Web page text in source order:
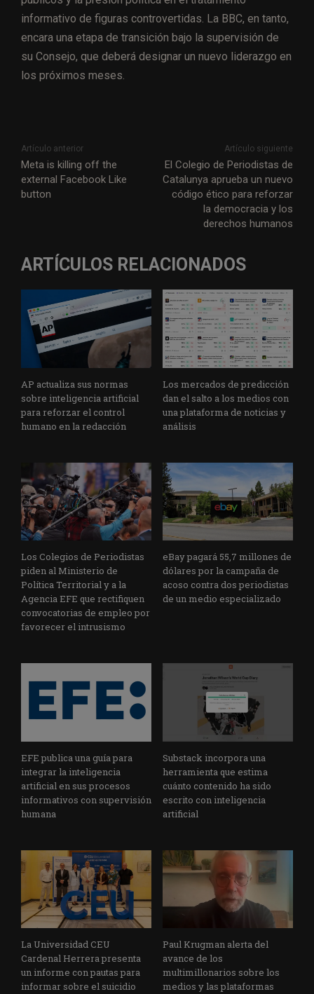
informativo de figuras controvertidas. La BBC, en tanto,
encara una etapa de transición bajo la supervisión de
su Consejo, que deberá designar un nuevo liderazgo en
los próximos meses.
Artículo anterior
Meta is killing off the
external Facebook Like
button
Artículo siguiente
El Colegio de Periodistas de
Catalunya aprueba un nuevo
código ético para reforzar
la democracia y los
derechos humanos
ARTÍCULOS RELACIONADOS
AP actualiza sus normas
sobre inteligencia artificial
para reforzar el control
humano en la redacción
Los mercados de predicción
dan el salto a los medios con
una plataforma de noticias y
análisis
Los Colegios de Periodistas
piden al Ministerio de
Política Territorial y a la
Agencia EFE que rectifiquen
convocatorias de empleo por
favorecer el intrusismo
eBay pagará 55,7 millones de
dólares por la campaña de
acoso contra dos periodistas
de un medio especializado
EFE publica una guía para
integrar la inteligencia
artificial en sus procesos
informativos con supervisión
humana
Substack incorpora una
herramienta que estima
cuánto contenido ha sido
escrito con inteligencia
artificial
La Universidad CEU
Cardenal Herrera presenta
un informe con pautas para
informar sobre el suicidio
Paul Krugman alerta del
avance de los
multimillonarios sobre los
medios y las plataformas